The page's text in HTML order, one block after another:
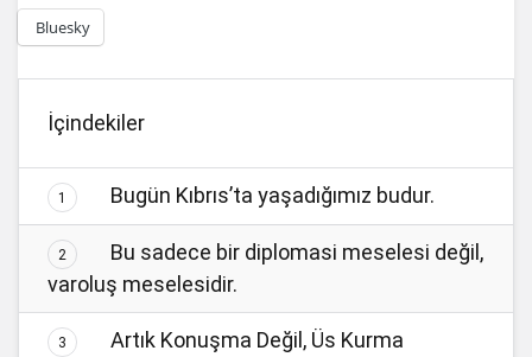
Bluesky
İçindekiler
1 Bugün Kıbrıs’ta yaşadığımız budur.
2
Bu sadece bir diplomasi meselesi değil,
varoluş meselesidir.
3
Artık Konuşma Değil, Üs Kurma